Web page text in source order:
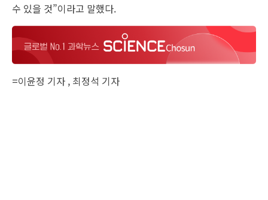
수 있을 것”이라고 말했다.
=이윤정 기자 , 최정석 기자